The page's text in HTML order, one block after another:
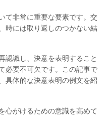
て非常に重要な要素です。交
時には取り返しのつかない結
認識し、決意を表明すること
必要不可欠です。この記事で
具体的な決意表明の例文を紹
心がけるための意識を高めて